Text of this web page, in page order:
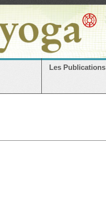
Les Publications